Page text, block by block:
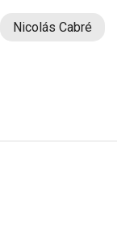
Nicolás Cabré